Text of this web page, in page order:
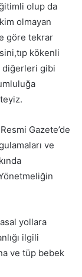
olup da
olmayan
göre tekrar
kökenli
diğerleri gibi
Gazete’de
ve
yollara
ilgili
ve tüp bebek